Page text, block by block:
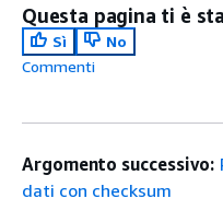
Questa pagina ti è
Sì
No
Commenti
Argomento successivo:
dati con checksum